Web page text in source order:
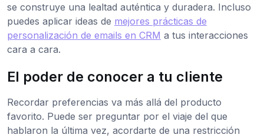
se construye una lealtad auténtica y duradera. Incluso
puedes aplicar ideas de mejores prácticas de
personalización de emails en CRM a tus interacciones
cara a cara.
El poder de conocer a tu cliente
Recordar preferencias va más allá del producto
favorito. Puede ser preguntar por el viaje del que
hablaron la última vez, acordarte de una restricción